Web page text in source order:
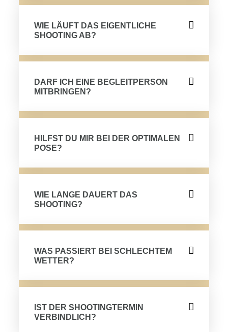
WIE LÄUFT DAS EIGENTLICHE
SHOOTING AB?
DARF ICH EINE BEGLEITPERSON
MITBRINGEN?
HILFST DU MIR BEI DER OPTIMALEN
POSE?
WIE LANGE DAUERT DAS
SHOOTING?
WAS PASSIERT BEI SCHLECHTEM
WETTER?
IST DER SHOOTINGTERMIN
VERBINDLICH?